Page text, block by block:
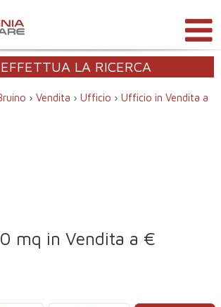
EFFETTUA LA RICERCA
› Vendita › Ufficio › Ufficio in Vendita a
mq in Vendita a €